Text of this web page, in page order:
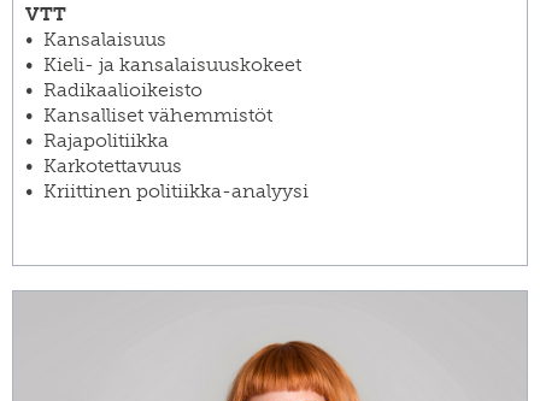
VTT
Kansalaisuus
Kieli- ja kansalaisuuskokeet
Radikaalioikeisto
Kansalliset vähemmistöt
Rajapolitiikka
Karkotettavuus
Kriittinen politiikka-analyysi